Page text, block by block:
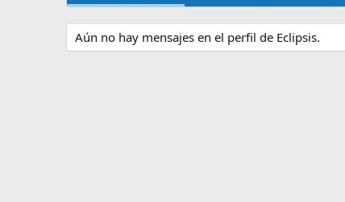
Aún no hay mensajes en el perfil de Eclipsis.